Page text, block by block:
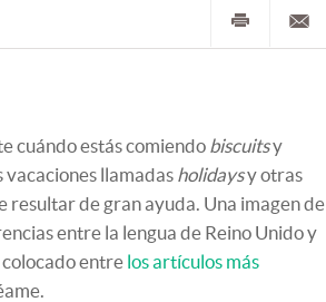
cuándo estás comiendo biscuitsy
llamadas holidaysy otras
resultar de gran ayuda. Una imagen de
entre la lengua de Reino Unido y
colocado entre los artículos más